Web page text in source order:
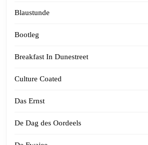
Blaustunde
Bootleg
Breakfast In Dunestreet
Culture Coated
Das Ernst
De Dag des Oordeels